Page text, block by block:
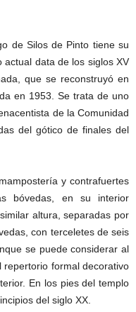
de Silos de Pinto tiene su
actual data de los siglos XV
que se reconstruyó en
en 1953. Se trata de uno
de la Comunidad
del gótico de finales del
y contrafuertes
bóvedas, en su interior
altura, separadas por
con terceletes de seis
se puede considerar al
formal decorativo
En los pies del templo
del siglo XX.